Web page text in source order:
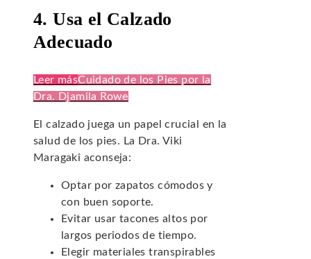
4. Usa el Calzado
Adecuado
Leer másCuidado de los Pies por la
Dra. Djamila Rowe
El calzado juega un papel crucial en la
salud de los pies. La Dra. Viki
Maragaki aconseja:
Optar por zapatos cómodos y
con buen soporte.
Evitar usar tacones altos por
largos periodos de tiempo.
Elegir materiales transpirables